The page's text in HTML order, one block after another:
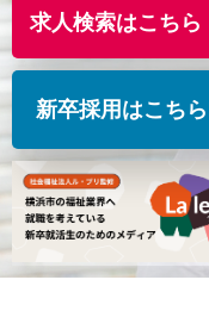
求人検索はこちら
新卒採用はこち